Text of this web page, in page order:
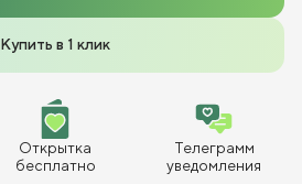
Купить в 1 клик
Открытка
бесплатно
Телеграмм
уведомления